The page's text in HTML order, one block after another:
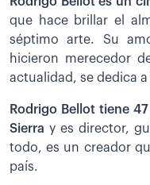
que hace brillar el
séptimo arte. Su
hicieron merecedor
actualidad, se dedica
Rodrigo Bellot tiene
Sierra y es director,
todo, es un creador
país.